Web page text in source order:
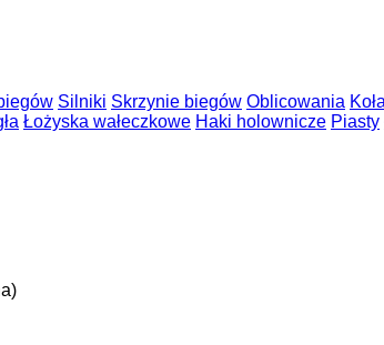
Silniki Skrzynie biegów Oblicowania
Łożyska wałeczkowe Haki holownicze Piasty